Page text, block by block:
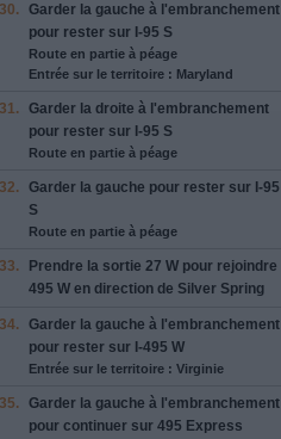
30. Garder la gauche à l'embranchement
pour rester sur I-95 S
Route en partie à péage
Entrée sur le territoire : Maryland
31. Garder la droite à l'embranchement
pour rester sur I-95 S
Route en partie à péage
32. Garder la gauche pour rester sur I-95
S
Route en partie à péage
33. Prendre la sortie 27 W pour rejoindre
495 W en direction de Silver Spring
34. Garder la gauche à l'embranchement
pour rester sur I-495 W
Entrée sur le territoire : Virginie
35. Garder la gauche à l'embranchement
pour continuer sur 495 Express